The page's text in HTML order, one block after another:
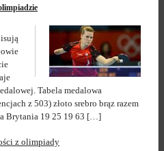
Tabela medalowa
z 503) złoto srebro brąz razem
Brytania 19 25 19 63 […]
z olimpiady